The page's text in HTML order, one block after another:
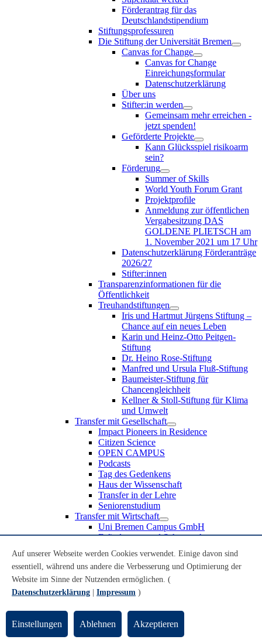
Förderantrag für das
Deutschlandstipendium
Stiftungsprofessuren
Die Stiftung der Universität Bremen
Canvas for Change
Canvas for Change
Einreichungsformular
Datenschutzerklärung
Über uns
Stifter:in werden
Gemeinsam mehr erreichen -
jetzt spenden!
Geförderte Projekte
Kann Glücksspiel risikoarm
sein?
Förderung
Summer of Skills
World Youth Forum Grant
Projektprofile
Anmeldung zur öffentlichen
Vergabesitzung DAS
GOLDENE PLIETSCH am
1. November 2021 um 17 Uhr
Datenschutzerklärung Förderanträge
2026/27
Stifter:innen
Transparenzinformationen für die
Öffentlichkeit
Treuhandstiftungen
Iris und Hartmut Jürgens Stiftung –
Chance auf ein neues Leben
Karin und Heinz-Otto Peitgen-
Stiftung
Dr. Heino Rose-Stiftung
Manfred und Ursula Fluß-Stiftung
Baumeister-Stiftung für
Chancengleichheit
Kellner & Stoll-Stiftung für Klima
und Umwelt
Transfer mit Gesellschaft
Impact Pioneers in Residence
Citizen Science
OPEN CAMPUS
Podcasts
Tag des Gedenkens
Haus der Wissenschaft
Transfer in der Lehre
Seniorenstudium
Transfer mit Wirtschaft
Uni Bremen Campus GmbH
Erfindungen und Schutzrechte
Recruiting an der Universität Bremen
Weiterbildung an der Universität Bremen
Transfer mit Schule
Schülerinnen und Schüler
Schulklassen
Lehrkräfte
Gründungsunterstützung
Auf unserer Webseite werden Cookies verwendet. Einige davon sind
essentiell, während uns andere die Verbesserung und Optimierung der
Website im Sinne der Nutzenden ermöglichen. (
Datenschutzerklärung
Impressum )
Einstellungen Ablehnen Akzeptieren